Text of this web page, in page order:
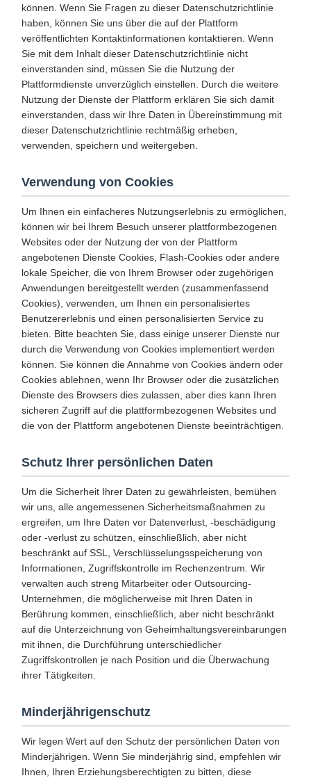
können. Wenn Sie Fragen zu dieser Datenschutzrichtlinie
haben, können Sie uns über die auf der Plattform
veröffentlichten Kontaktinformationen kontaktieren. Wenn
Sie mit dem Inhalt dieser Datenschutzrichtlinie nicht
einverstanden sind, müssen Sie die Nutzung der
Plattformdienste unverzüglich einstellen. Durch die weitere
Nutzung der Dienste der Plattform erklären Sie sich damit
einverstanden, dass wir Ihre Daten in Übereinstimmung mit
dieser Datenschutzrichtlinie rechtmäßig erheben,
verwenden, speichern und weitergeben.
Verwendung von Cookies
Um Ihnen ein einfacheres Nutzungserlebnis zu ermöglichen,
können wir bei Ihrem Besuch unserer plattformbezogenen
Websites oder der Nutzung der von der Plattform
angebotenen Dienste Cookies, Flash-Cookies oder andere
lokale Speicher, die von Ihrem Browser oder zugehörigen
Anwendungen bereitgestellt werden (zusammenfassend
Cookies), verwenden, um Ihnen ein personalisiertes
Benutzererlebnis und einen personalisierten Service zu
bieten. Bitte beachten Sie, dass einige unserer Dienste nur
durch die Verwendung von Cookies implementiert werden
können. Sie können die Annahme von Cookies ändern oder
Cookies ablehnen, wenn Ihr Browser oder die zusätzlichen
Dienste des Browsers dies zulassen, aber dies kann Ihren
sicheren Zugriff auf die plattformbezogenen Websites und
die von der Plattform angebotenen Dienste beeinträchtigen.
Schutz Ihrer persönlichen Daten
Um die Sicherheit Ihrer Daten zu gewährleisten, bemühen
wir uns, alle angemessenen Sicherheitsmaßnahmen zu
ergreifen, um Ihre Daten vor Datenverlust, -beschädigung
oder -verlust zu schützen, einschließlich, aber nicht
beschränkt auf SSL, Verschlüsselungsspeicherung von
Informationen, Zugriffskontrolle im Rechenzentrum. Wir
verwalten auch streng Mitarbeiter oder Outsourcing-
Unternehmen, die möglicherweise mit Ihren Daten in
Berührung kommen, einschließlich, aber nicht beschränkt
auf die Unterzeichnung von Geheimhaltungsvereinbarungen
mit ihnen, die Durchführung unterschiedlicher
Zugriffskontrollen je nach Position und die Überwachung
ihrer Tätigkeiten.
Minderjährigenschutz
Wir legen Wert auf den Schutz der persönlichen Daten von
Minderjährigen. Wenn Sie minderjährig sind, empfehlen wir
Ihnen, Ihren Erziehungsberechtigten zu bitten, diese